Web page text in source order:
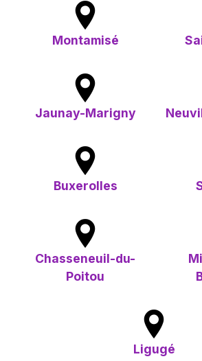
Montamisé
Jaunay-Marigny
Buxerolles
Chasseneuil-du-
Poitou
Ligugé